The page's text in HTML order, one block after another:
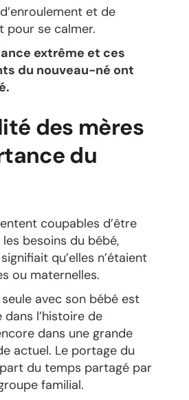
et de
pour se calmer.
extrême et ces
du nouveau-né ont
des mères
du
coupables d’être
besoins du bébé,
qu’elles n’étaient
ou maternelles.
avec son bébé est
l’histoire de
dans une grande
actuel. Le portage du
du temps partagé par
familial.